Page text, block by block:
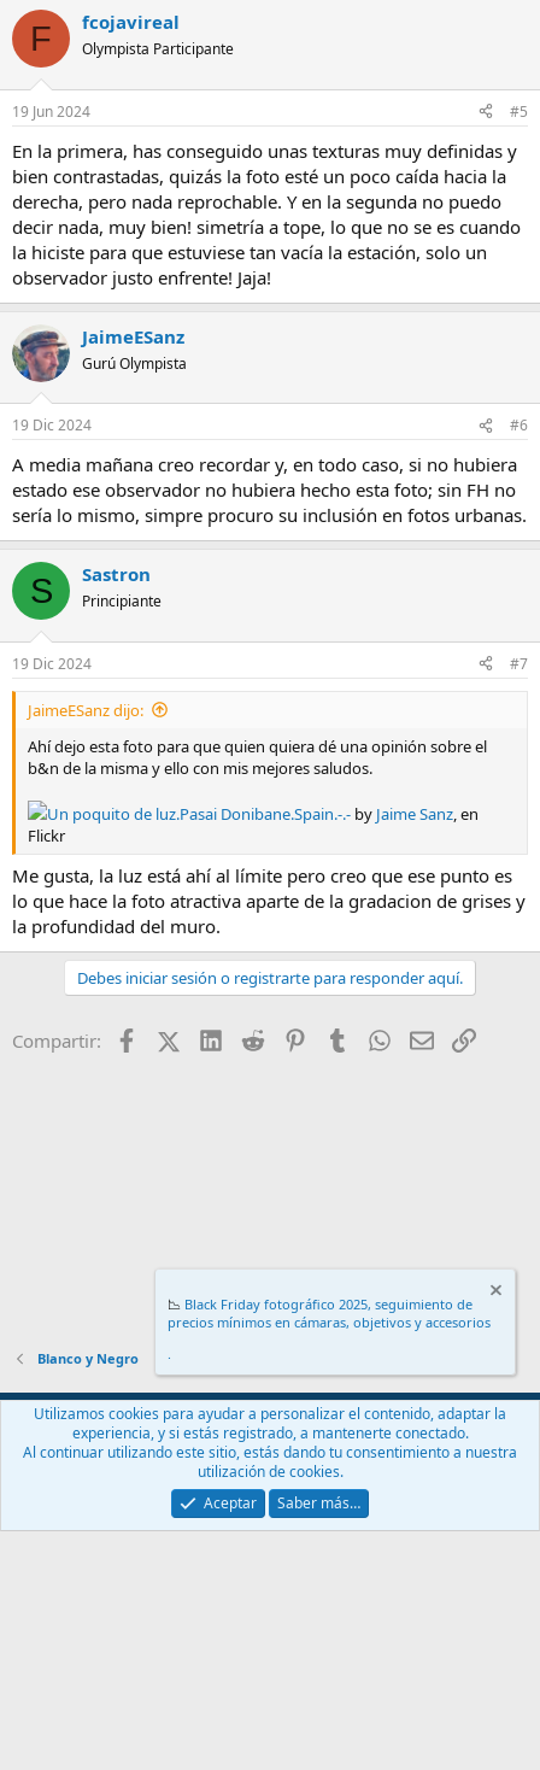
c
i
e
:
F fcojavireal
Olympista Participante
19 Jun 2024 #5
En la primera, has conseguido unas texturas muy definidas y
bien contrastadas, quizás la foto esté un poco caída hacia la
derecha, pero nada reprochable. Y en la segunda no puedo
decir nada, muy bien! simetría a tope, lo que no se es cuando
la hiciste para que estuviese tan vacía la estación, solo un
observador justo enfrente! Jaja!
JaimeESanz
Gurú Olympista
19 Dic 2024 #6
A media mañana creo recordar y, en todo caso, si no hubiera
estado ese observador no hubiera hecho esta foto; sin FH no
sería lo mismo, simpre procuro su inclusión en fotos urbanas.
S Sastron
Principiante
19 Dic 2024 #7
JaimeESanz dijo:
Ahí dejo esta foto para que quien quiera dé una opinión sobre el
b&n de la misma y ello con mis mejores saludos.
Un poquito de luz.Pasai Donibane.Spain.-.- by Jaime Sanz , en
Flickr
Me gusta, la luz está ahí al límite pero creo que ese punto es
lo que hace la foto atractiva aparte de la gradacion de grises y
la profundidad del muro.
Debes iniciar sesión o registrarte para responder aquí.
Compartir: FacebookX (Twitter)
LinkedIn
Reddit PinterestTumblr WhatsApp
EmailEnlace
Blanco y Negro
Español (ES)
Contáctanos
Términos y reglas Política de privacidad
Ayuda
Community platform by XenForo® © 2010-2024 XenForo Ltd.
📉 Black Friday fotográfico 2025, seguimiento de
precios mínimos en cámaras, objetivos y accesorios
.
Utilizamos cookies para ayudar a personalizar el contenido, adaptar la
experiencia, y si estás registrado, a mantenerte conectado.
Al continuar utilizando este sitio, estás dando tu consentimiento a nuestra
utilización de cookies.
Aceptar
Saber más…